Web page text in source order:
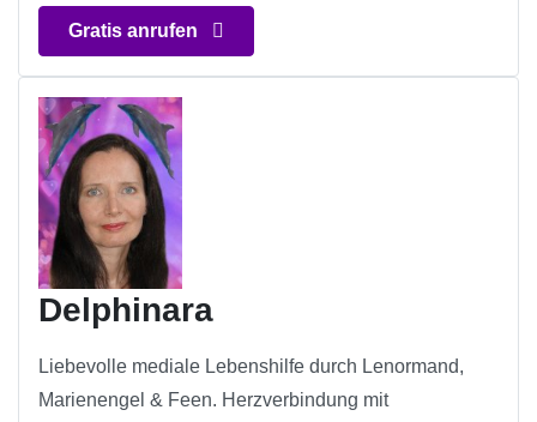
Gratis anrufen
Delphinara
Liebevolle mediale Lebenshilfe durch Lenormand,
Marienengel & Feen. Herzverbindung mit